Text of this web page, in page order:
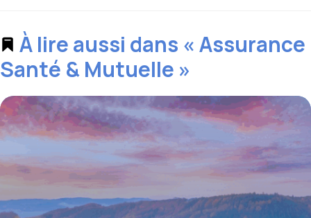
À lire aussi dans « Assurance
Santé & Mutuelle »